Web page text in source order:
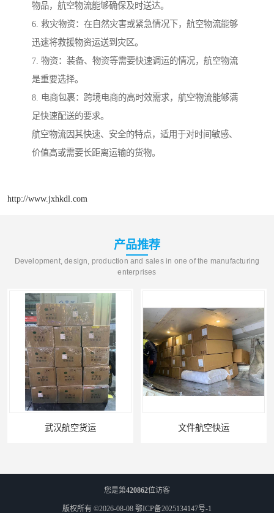
物品，航空物流能够确保及时送达。
6. 救灾物资：在自然灾害或紧急情况下，航空物流能够
迅速将救援物资运送到灾区。
7. 物资：装备、物资等需要快速调运的情况，航空物流
是重要选择。
8. 电商包裹：跨境电商的高时效需求，航空物流能够满
足快速配送的要求。
航空物流因其快速、安全的特点，适用于对时间敏感、
价值高或需要长距离运输的货物。
http://www.jxhkdl.com
产品推荐
Development, design, production and sales in one of the manufacturing
enterprises
武汉航空货运 文件航空快运
您是第420862位访客
版权所有 ©2026-08-08 鄂ICP备2025134147号-1